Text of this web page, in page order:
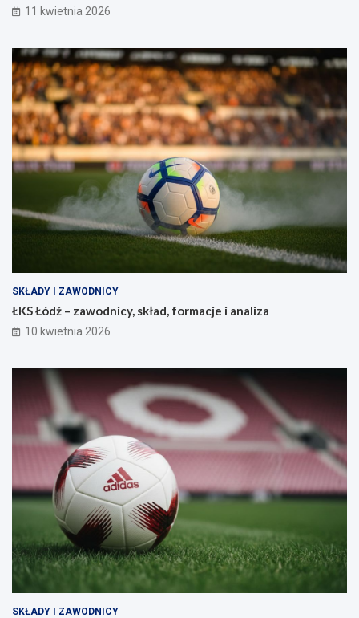
11 kwietnia 2026
SKŁADY I ZAWODNICY
ŁKS Łódź – zawodnicy, skład, formacje i analiza
10 kwietnia 2026
SKŁADY I ZAWODNICY